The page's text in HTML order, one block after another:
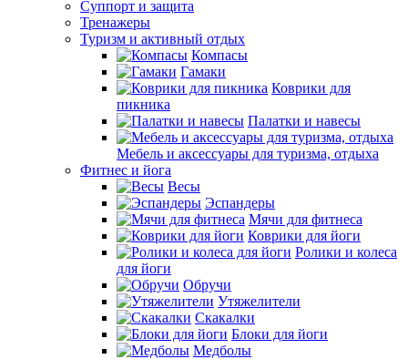
Суппорт и защита
Тренажеры
Туризм и активный отдых
Компасы
Гамаки
Коврики для
пикника
Палатки и навесы
Мебель и аксессуары для туризма, отдыха
Фитнес и йога
Весы
Эспандеры
Мячи для фитнеса
Коврики для йоги
Ролики и колеса
для йоги
Обручи
Утяжелители
Скакалки
Блоки для йоги
Медболы